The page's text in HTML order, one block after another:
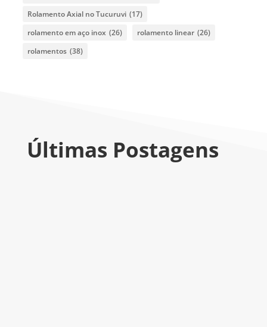
Rolamento Axial no Tucuruvi (17)
rolamento em aço inox (26) rolamento linear (26)
rolamentos (38)
Últimas Postagens